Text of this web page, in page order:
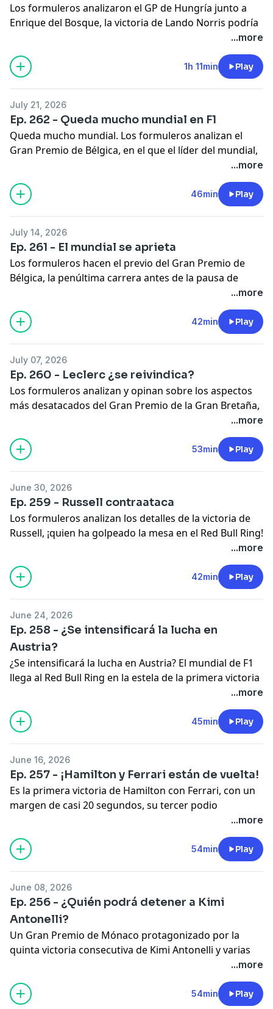
Los formuleros analizaron el GP de Hungría junto a
Enrique del Bosque, la victoria de Lando Norris podría
cambiar el rumbo del campeonato en la segunda
mitad del año. Viene el receso de verano pero al volver
la lucha será más intensa y habrá más competencia
por ganar carreras.
information.
...more
1h 11min Play
July 21, 2026
Ep. 262 - Queda mucho mundial en F1
Queda mucho mundial. Los formuleros analizan el
Gran Premio de Bélgica, en el que el líder del mundial,
Kimi Antonelli, ha ampliado de nuevo su diferencia en
un campeonato que controla, pero que con los
problemas de fiabilidad de Mercedes, aun está lejos de
estar sentenciado.
information.
...more
46min Play
July 14, 2026
Ep. 261 - El mundial se aprieta
Los formuleros hacen el previo del Gran Premio de
Bélgica, la penúltima carrera antes de la pausa de
verano de la F1 que marcará, por ahora, el ecuador de
un calendario que aun tendría pendiente ajustes
finales.
Hosted on Acast. See
for more
...more
42min Play
July 07, 2026
Ep. 260 - Leclerc ¿se reivindica?
Los formuleros analizan y opinan sobre los aspectos
más desatacados del Gran Premio de la Gran Bretaña,
que le ha dado la primera victoria a Charles Leclerc
desde que Lewis Hamilton es su compañero de
equipo. Giselle, Christian y Diego nos cuentan detalles
de como ha logrado un paso importante en su
Hosted on Acast. See
information.
...more
53min Play
June 30, 2026
Ep. 259 - Russell contraataca
Los formuleros analizan los detalles de la victoria de
Russell, ¡quien ha golpeado la mesa en el Red Bull Ring!
Tras una carrera electrizante en el Gran Premio de
Austria, George se alza con el triunfo y sacude el
campeonato, demostrando que está listo para pelear
por la cima. Analizamos cómo queda la intensa lucha
Hosted on Acast. See
information.
...more
42min Play
June 24, 2026
Ep. 258 - ¿Se intensificará la lucha en
Austria?
¿Se intensificará la lucha en Austria? El mundial de F1
llega al Red Bull Ring en la estela de la primera victoria
de Hamilton pero con luchas aun abiertas al interior
de Mercedes y Ferrari en las que Charles Leclerc y
George Russell buscan reivindicarse. Los formuleros
analizan esto y más en este episodio de Fórmula
Hosted on Acast. See
information.
...more
45min Play
June 16, 2026
Ep. 257 - ¡Hamilton y Ferrari están de vuelta!
Es la primera victoria de Hamilton con Ferrari, con un
margen de casi 20 segundos, su tercer podio
consecutivo del año y una Ferrari que ha acertado la
funcionado. ¿Son Lewis Hamilton y Ferrari genuinos
rivales al título? Los formuleros debaten este y otros
Hosted on Acast. See
information.
...more
54min Play
June 08, 2026
Ep. 256 - ¿Quién podrá detener a Kimi
Antonelli?
Un Gran Premio de Mónaco protagonizado por la
quinta victoria consecutiva de Kimi Antonelli y varias
penalizaciones que hicieron que la carrera tuviera un
final lleno de emociones. Checo acarició los primeros
puntos para Cadillac por un momento y Franco tuvo
...more
54min Play